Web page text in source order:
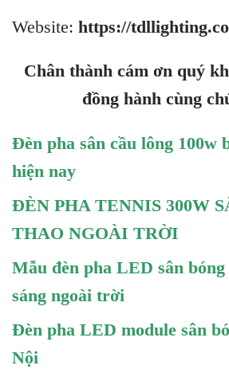
Website: https://
Chân thành cám ơn quý
đồng hành cùng
Đèn pha sân cầu lông 100w
hiện nay
ĐÈN PHA TENNIS 300W
THAO NGOÀI TRỜI
Mẫu đèn pha LED sân bóng
sáng ngoài trời
Đèn pha LED module sân
Nội